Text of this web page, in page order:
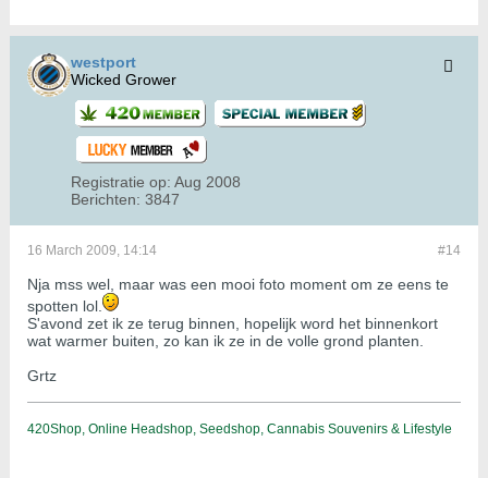
westport
Wicked Grower
Registratie op: Aug 2008
Berichten: 3847
#14
16 March 2009, 14:14
Nja mss wel, maar was een mooi foto moment om ze eens te
spotten lol.
S'avond zet ik ze terug binnen, hopelijk word het binnenkort
wat warmer buiten, zo kan ik ze in de volle grond planten.
Grtz
420Shop, Online Headshop, Seedshop, Cannabis Souvenirs & Lifestyle